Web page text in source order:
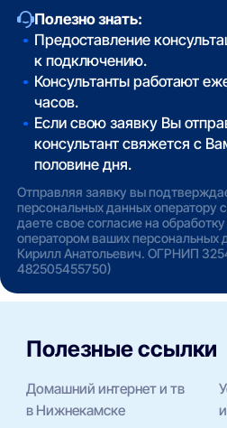
Полезно знать:
Предоставление
к подключению.
Консультанты работают
часов.
Если свою заявку Вы
консультант свяжется с
половине дня.
Отправляя заявку вы
персональных данных оператору
даете свое согласие на
оператором ваших
Кирилл Анатольевич. ОГРНИП
482505455750)
Полезные ссылки
Домашний интернет и тв
в Нижнекамске